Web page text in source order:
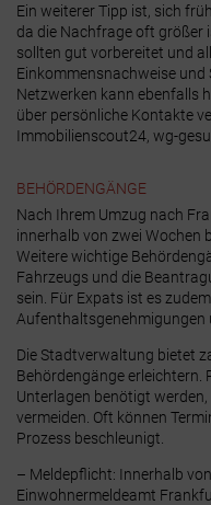
Ein weiterer Tipp ist, sich
da die Nachfrage oft größer
sollten gut vorbereitet und
Einkommensnachweise
Netzwerken kann ebenfalls
über persönliche Kontakte
Immobilienscout24 wg-
BEHÖRDENGÄNGE
Nach Ihrem Umzug nach
innerhalb von zwei Wochen
Weitere wichtige
Fahrzeugs und die
sein. Für Expats ist es
Aufenthaltsgenehmigungen
Die Stadtverwaltung bietet
Behördengänge erleichtern.
Unterlagen benötigt
vermeiden. Oft können
Prozess beschleunigt.
– Meldepflicht: Innerhalb
Einwohnermeldeamt